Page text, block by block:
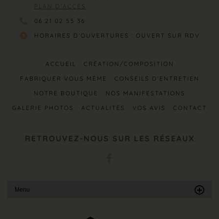
PLAN D'ACCÈS
06 21 02 55 36
HORAIRES D'OUVERTURES : OUVERT SUR RDV
ACCUEIL
CRÉATION/COMPOSITION
FABRIQUER VOUS MÊME
CONSEILS D'ENTRETIEN
NOTRE BOUTIQUE
NOS MANIFESTATIONS
GALERIE PHOTOS
ACTUALITÉS VOS AVIS CONTACT
RETROUVEZ-NOUS SUR LES RÉSEAUX
Menu